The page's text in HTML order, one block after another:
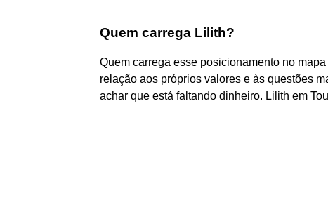
Quem carrega Lilith?
Quem carrega esse posicionamento no
relação aos próprios valores e às questões
achar que está faltando dinheiro. Lilith em